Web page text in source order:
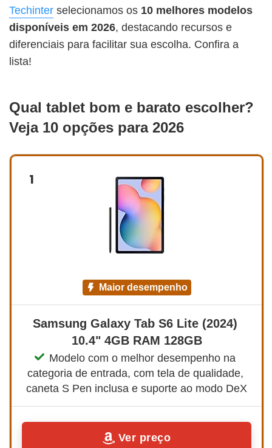
Techinter selecionamos os 10 melhores modelos
disponíveis em 2026, destacando recursos e
diferenciais para facilitar sua escolha. Confira a
lista!
Qual tablet bom e barato escolher?
Veja 10 opções para 2026
1
maior desempenho
Samsung Galaxy Tab S6 Lite (2024)
10.4" 4GB RAM 128GB
Modelo com o melhor desempenho na
categoria de entrada, com tela de qualidade,
caneta S Pen inclusa e suporte ao modo DeX
Ver preço